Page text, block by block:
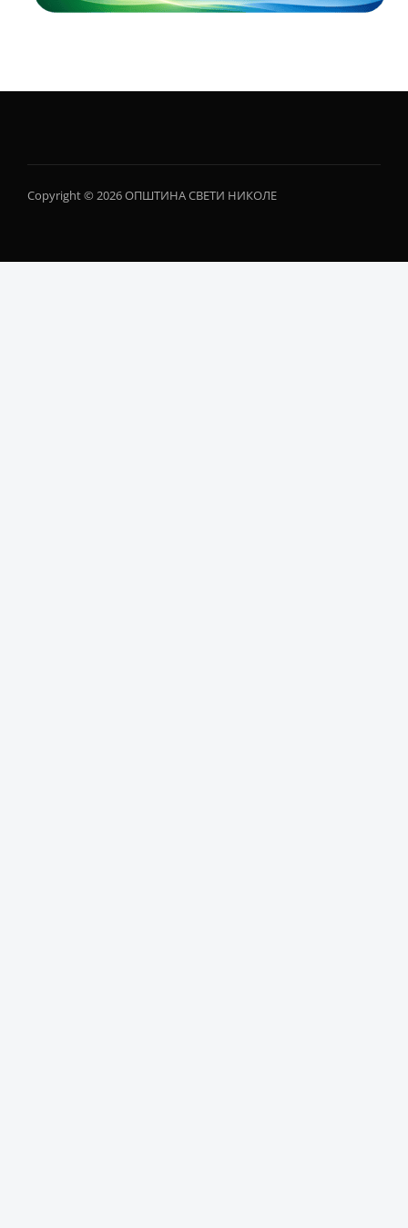
Copyright © 2026 ОПШТИНА СВЕТИ НИКОЛЕ